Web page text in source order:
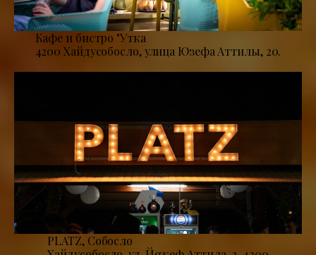
Кафе и бистро "Утка
4200 Хайдусобосло, улица Юзефа Аттилы, 20.
PLATZ, Собосло